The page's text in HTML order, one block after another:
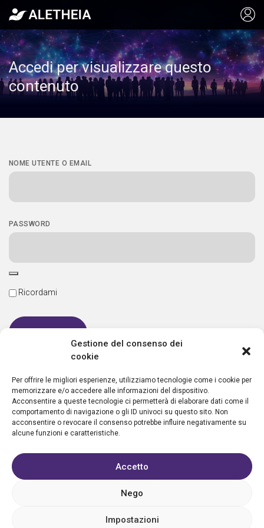
Gestione del consenso dei
cookie
Per offrire le migliori esperienze, utilizziamo tecnologie come i cookie per
memorizzare e/o accedere alle informazioni del dispositivo.
Acconsentire a queste tecnologie ci permetterà di elaborare dati come il
comportamento di navigazione o gli ID univoci su questo sito. Non
acconsentire o revocare il consenso potrebbe influire negativamente su
alcune funzioni e caratteristiche.
Accetto
Nego
Impostazioni
Accedi per visualizzare questo
contenuto
NOME UTENTE O EMAIL
PASSWORD
Ricordami
Nuovo utente?Crea un account
Condizioni d’uso